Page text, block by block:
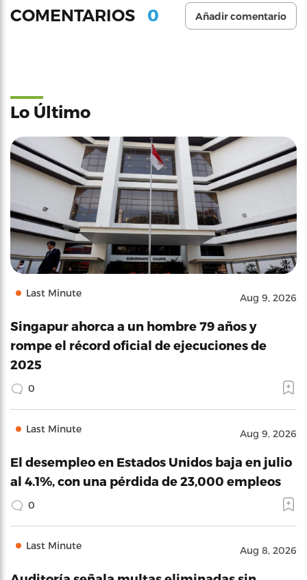
COMENTARIOS 0 Añadir comentario
Lo Último
Last Minute Aug 9, 2026
Singapur ahorca a un hombre 79 años y
rompe el récord oficial de ejecuciones de
2025
0
Last Minute Aug 9, 2026
El desempleo en Estados Unidos baja en julio
al 4.1%, con una pérdida de 23,000 empleos
0
Last Minute Aug 8, 2026